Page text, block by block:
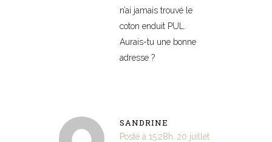
n’ai jamais trouvé le
coton enduit PUL.
Aurais-tu une bonne
adresse ?
SANDRINE
Posté à 15:28h, 20 juillet